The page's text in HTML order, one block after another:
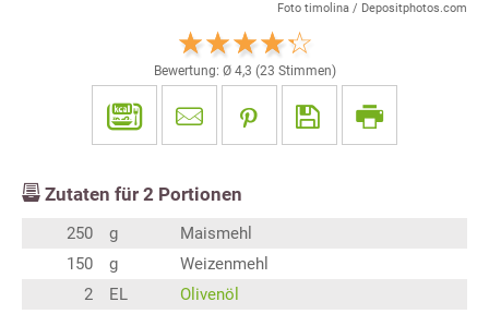
Foto timolina / Depositphotos.com
Bewertung: Ø 4,3 (23 Stimmen)
Zutaten für 2 Portionen
250 g
Maismehl
150
g
Weizenmehl
2
EL
Olivenöl